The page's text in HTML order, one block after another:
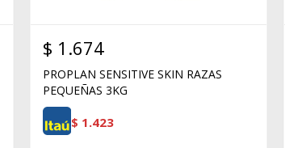
$ 1.674
PROPLAN SENSITIVE SKIN RAZAS
PEQUEÑAS 3KG
$ 1.423